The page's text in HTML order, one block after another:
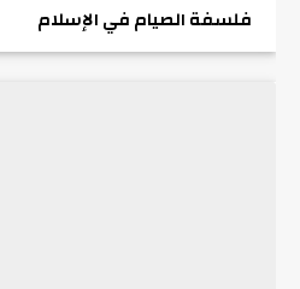
فلسفة الصيام في الإسلام